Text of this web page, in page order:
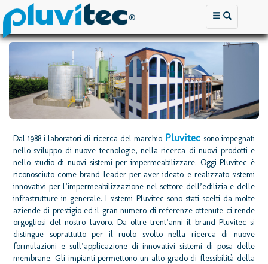
Dal 1988 i laboratori di ricerca del marchioPluvitec sono impegnati
nello sviluppo di nuove tecnologie, nella ricerca di nuovi prodotti e
nello studio di nuovi sistemi per impermeabilizzare. Oggi Pluvitec è
riconosciuto come brand leader per aver ideato e realizzato sistemi
innovativi per l’impermeabilizzazione nel settore dell’edilizia e delle
infrastrutture in generale. I sistemi Pluvitec sono stati scelti da molte
aziende di prestigio ed il gran numero di referenze ottenute ci rende
orgogliosi del nostro lavoro. Da oltre trent’anni il brand Pluvitec si
distingue soprattutto per il ruolo svolto nella ricerca di nuove
formulazioni e sull’applicazione di innovativi sistemi di posa delle
membrane. Gli impianti permettono un alto grado di flessibilità della